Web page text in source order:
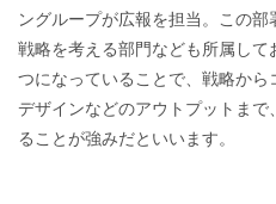
ングループが広報を担当。この
戦略を考える部門なども所属し
つになっていることで、戦略から
デザインなどのアウトプットまで
ることが強みだといいます。